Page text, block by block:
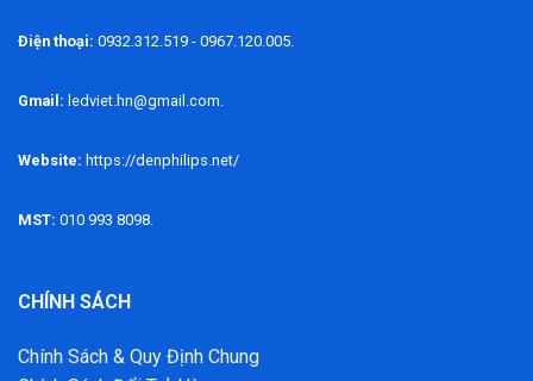
Điện thoại: 0932.312.519 - 0967.120.005.
Gmail: ledviet.hn@gmail.com.
Website: https://denphilips.net/
MST: 010 993 8098.
CHÍNH SÁCH
Chính Sách & Quy Định Chung